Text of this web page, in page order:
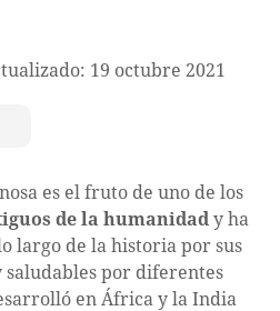
19 octubre 2021
es el fruto de uno de los
de la humanidad y ha
largo de la historia por sus
por diferentes
en África y la India